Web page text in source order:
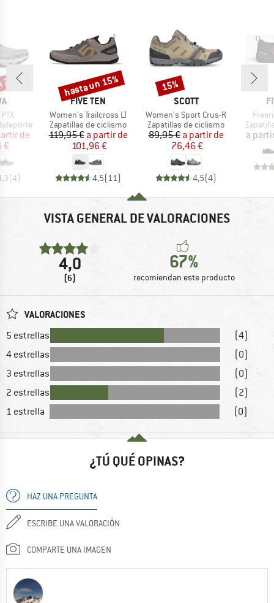
reducido
de
€
(4)
MARCA
FIVE TEN
Artículo
Women's Trailcross LT
Product group
Zapatillas de ciclismo
Precio
119,95 € Precio reducido
a partir de
101,96 €
4,5(11)
Descuento
hasta un 15%
MARCA
SCOTT
Artículo
Women's Sport Crus-R
Product group
Zapatillas de ciclismo
Precio
89,95 € Precio reducido
a partir de
76,46 €
4,5(4)
Descuento
15%
a
VISTA GENERAL DE VALORACIONES
4,0
(6)
67%
recomiendan este producto
VALORACIONES
5 estrellas
(4)
4 estrellas
(0)
3 estrellas
(0)
2 estrellas
(2)
1 estrella
(0)
¿TÚ QUÉ OPINAS?
HAZ UNA PREGUNTA
ESCRIBE UNA VALORACIÓN
COMPARTE UNA IMAGEN